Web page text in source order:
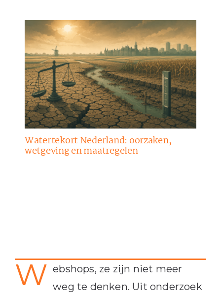
Watertekort Nederland: oorzaken,
wetgeving en maatregelen
W ebshops, ze zijn niet meer
weg te denken. Uit onderzoek